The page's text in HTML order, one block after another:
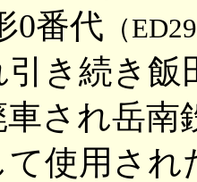
0番代 （
き続き飯
され岳
使用さ